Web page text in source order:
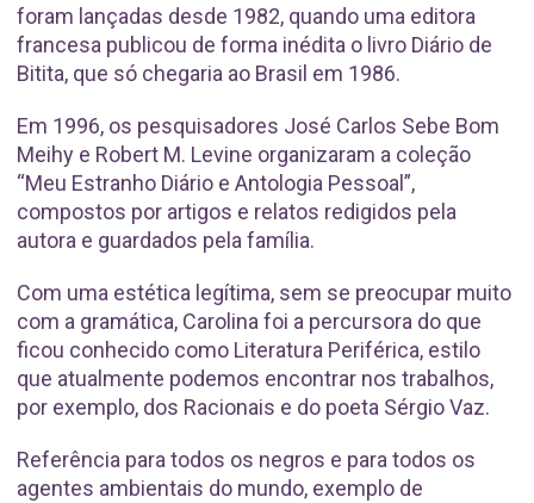
foram lançadas desde 1982, quando uma editora
francesa publicou de forma inédita o livro Diário de
Bitita, que só chegaria ao Brasil em 1986.
Em 1996, os pesquisadores José Carlos Sebe Bom
Meihy e Robert M. Levine organizaram a coleção
“Meu Estranho Diário e Antologia Pessoal”,
compostos por artigos e relatos redigidos pela
autora e guardados pela família.
Com uma estética legítima, sem se preocupar muito
com a gramática, Carolina foi a percursora do que
ficou conhecido como Literatura Periférica, estilo
que atualmente podemos encontrar nos trabalhos,
por exemplo, dos Racionais e do poeta Sérgio Vaz.
Referência para todos os negros e para todos os
agentes ambientais do mundo, exemplo de